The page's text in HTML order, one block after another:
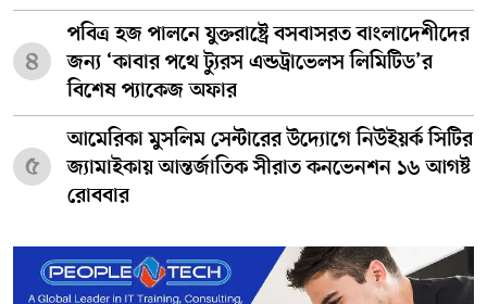
৪
পবিত্র হজ পালনে যুক্তরাষ্ট্রে বসবাসরত বাংলাদেশীদের
জন্য ‘কাবার পথে ট্যুরস এন্ডট্রাভেলস লিমিটিড’র
বিশেষ প্যাকেজ অফার
৫
আমেরিকা মুসলিম সেন্টারের উদ্যোগে নিউইয়র্ক সিটির
জ্যামাইকায় আন্তর্জাতিক সীরাত কনভেনশন ১৬ আগষ্ট
রোববার